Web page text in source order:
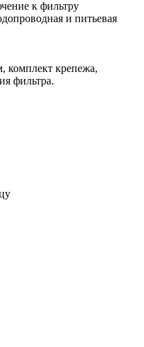
к фильтру
и питьевая
комплект крепежа,
фильтра.